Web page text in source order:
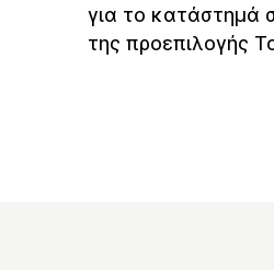
για το κατάστημά
της προεπιλογής